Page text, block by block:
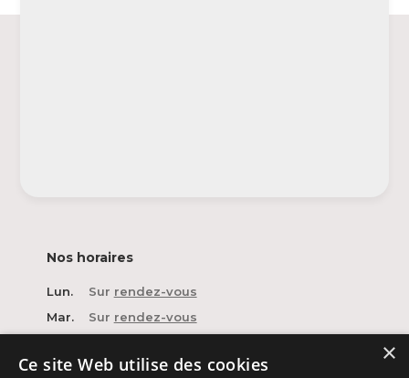
Nos horaires
Lun. Sur rendez-vous
Mar.
Sur rendez-vous
Jeu.
Sur rendez-vous
×
Ce site Web utilise des cookies